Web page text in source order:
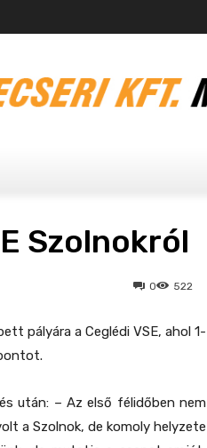
Szolnokról
522
0
pályára a Ceglédi VSE, ahol 1-
után: – Az első félidőben nem
a Szolnok, de komoly helyzete